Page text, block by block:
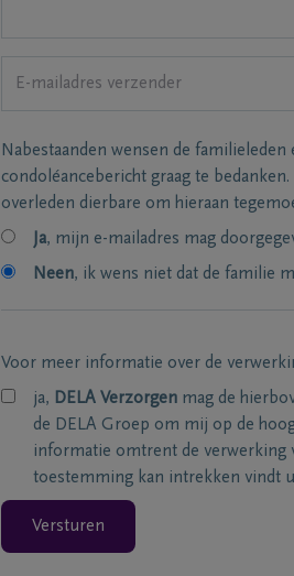
Nabestaanden wensen de
condoléancebericht graag te
overleden dierbare om hieraan
Ja, mijn e-mailadres mag
Neen, ik wens niet dat de familie
Voor meer informatie over de
ja, DELA Verzorgen mag de
de DELA Groep om mij op de
informatie omtrent de verwerking
toestemming kan intrekken vindt
Versturen